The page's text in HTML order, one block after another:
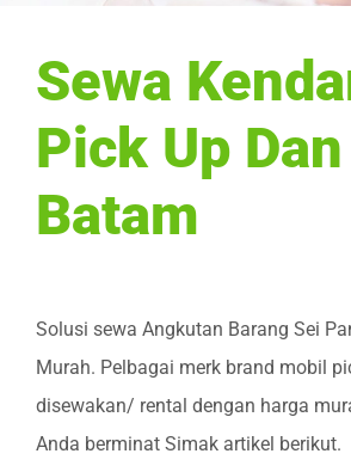
Sewa
Pick Up
Batam
Solusi sewa Angkutan Barang Sei
Murah. Pelbagai merk brand mobil
disewakan/ rental dengan harga
Anda berminat Simak artikel berikut.